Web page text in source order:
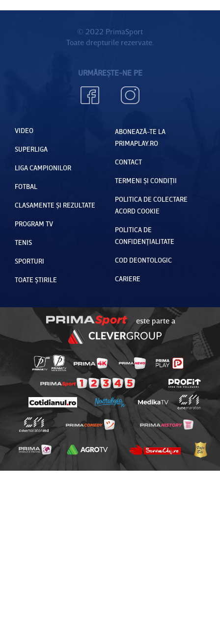
© 2022 PrimaSport
Toate drepturile rezervate.
URMĂREȘTE-NE PE
VIDEO
SUPERLIGA
LIGA CAMPIONILOR
FOTBAL
CLASAMENTE ȘI REZULTATE
PROGRAM TV
TENIS
SPORTURI
TOATE ȘTIRILE
ABONEAZĂ-TE LA
PRIMAPLAY.RO
CONTACT
TERMENI ȘI CONDIȚII
POLITICA DE COLECTARE
ACORD COOKIE
POLITICA DE
CONFIDENȚIALITATE
COD DEONTOLOGIC
CARIERE
este parte a